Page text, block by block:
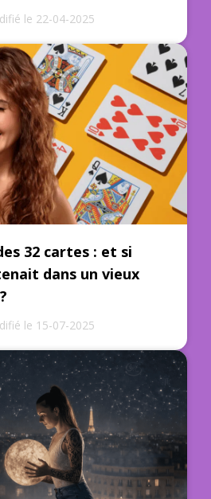
le 22-04-2025
32 cartes : et si
dans un vieux
le 15-07-2025